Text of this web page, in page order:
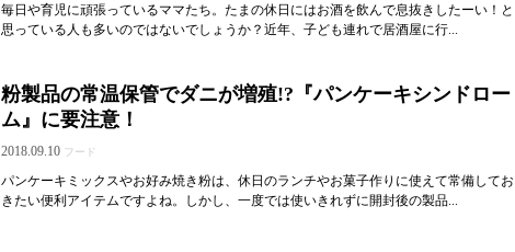
毎日や育児に頑張っているママたち。たまの休日にはお酒を飲んで息抜きしたーい！と
思っている人も多いのではないでしょうか？近年、子ども連れで居酒屋に行...
粉製品の常温保管でダニが増殖!?『パンケーキシンドロー
ム』に要注意！
2018.09.10 フード
パンケーキミックスやお好み焼き粉は、休日のランチやお菓子作りに使えて常備してお
きたい便利アイテムですよね。しかし、一度では使いきれずに開封後の製品...